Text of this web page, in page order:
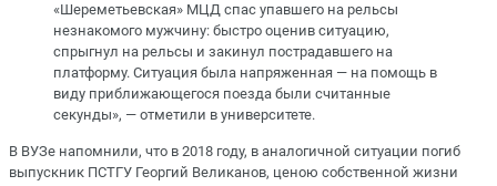
«Шереметьевская» МЦД спас упавшего на рельсы
незнакомого мужчину: быстро оценив ситуацию,
спрыгнул на рельсы и закинул пострадавшего на
платформу. Ситуация была напряженная — на помощь в
виду приближающегося поезда были считанные
секунды», — отметили в университете.
В ВУЗе напомнили, что в 2018 году, в аналогичной ситуации погиб
выпускник ПСТГУ Георгий Великанов, ценою собственной жизни